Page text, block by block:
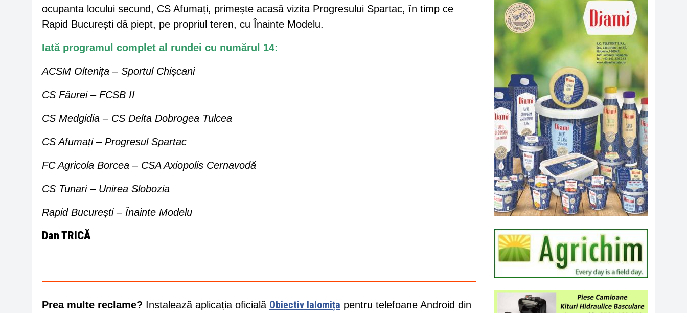
ocupanta locului secund, CS Afumați, primește acasă vizita Progresului Spartac, în timp ce
Rapid București dă piept, pe propriul teren, cu Înainte Modelu.
Iată programul complet al rundei cu numărul 14:
ACSM Oltenița – Sportul Chișcani
CS Făurei – FCSB II
CS Medgidia – CS Delta Dobrogea Tulcea
CS Afumați – Progresul Spartac
FC Agricola Borcea – CSA Axiopolis Cernavodă
CS Tunari – Unirea Slobozia
Rapid București – Înainte Modelu
Dan TRICĂ
Prea multe reclame? Instalează aplicația oficială Obiectiv Ialomița pentru telefoane Android din